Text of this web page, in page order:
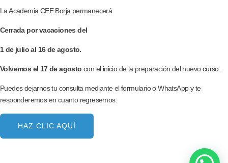
La Academia CEE Borja permanecerá
Cerrada por vacaciones del
1 de julio al 16 de agosto.
Volvemos el 17 de agosto con el inicio de la preparación del nuevo curso.
Puedes dejarnos tu consulta mediante el formulario o WhatsApp y te
responderemos en cuanto regresemos.
HAZ CLIC AQUÍ